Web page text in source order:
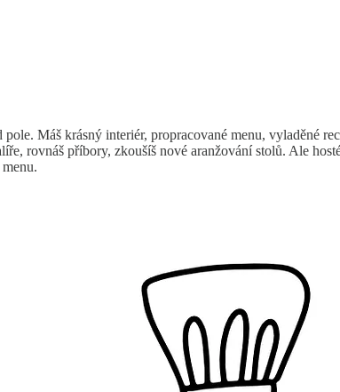
pole. Máš krásný interiér, propracované menu,
rovnáš příbory, zkoušíš nové aranžování stolů. Ale